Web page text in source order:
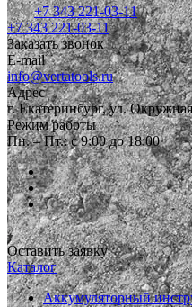
+7 343 221-03-11
+7 343 221-03-11
Заказать звонок
E-mail
info@vertatools.ru
Адрес
г. Екатеринбург, ул.
Режим работы
Пн. – Пт.: с 9:00 до 18:00
Оставить заявку
Каталог
Аккумуляторный